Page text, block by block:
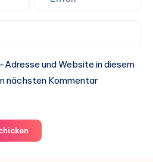
und Website in diesem
nächsten Kommentar